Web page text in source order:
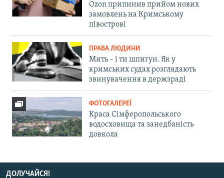
Ozon припинив прийом нових
замовлень на Кримському
півострові
ПРАВА ЛЮДИНИ
Мить – і ти шпигун. Як у
кримських судах розглядають
звинувачення в держзраді
ФОТОГАЛЕРЕЇ
Краса Сімферопольського
водосховища та занедбаність
довкола
ДОЛУЧАЙСЯ!